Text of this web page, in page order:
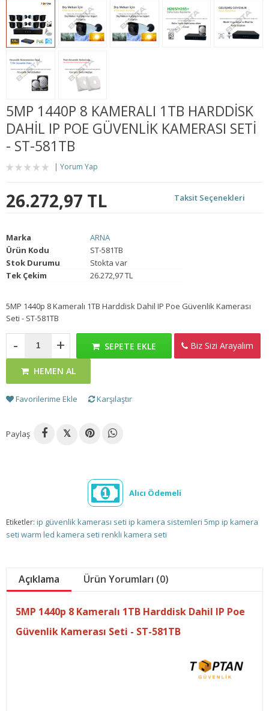
5MP 1440P 8 KAMERALI 1TB HARDDISK
DAHIL IP POE GÜVENLIK KAMERASI SETI
- ST-581TB
Yorum Yap
26.272,97 TL Taksit Seçenekleri
Marka
ARNA
Ürün Kodu
ST-581TB
Stok Durumu
Stokta var
Tek Çekim
26.272,97 TL
5MP 1440p 8 Kameralı 1TB Harddisk Dahil IP Poe Güvenlik Kamerası
Seti - ST-581TB
- + SEPETE EKLE
HEMEN AL
Favorilerime Ekle Karşılaştır
Biz Sizi Arayalım
Paylaş 𝕏
Alıcı Ödemeli
Etiketler: ip güvenlik kamerası seti ip kamera sistemleri 5mp ip kamera
seti warm led kamera seti renkli kamera seti
Açıklama Ürün Yorumları (0)
5MP 1440p 8 Kameralı 1TB Harddisk Dahil IP Poe
Güvenlik Kamerası Seti - ST-581TB